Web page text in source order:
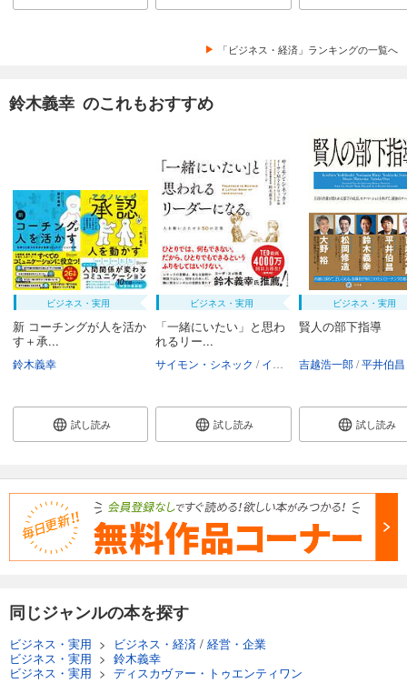
「ビジネス・経済」ランキングの一覧へ
鈴木義幸 のこれもおすすめ
ビジネス・実用
新 コーチングが人を活か
す＋承...
鈴木義幸
試し読み
ビジネス・実用
「一緒にいたい」と思わ
れるリー...
サイモン・シネック イーサン・M・アルドリッジ
試し読み
ビジネス・実用
賢人の部下指導
吉越浩一郎 平井伯昌
試し読み
同じジャンルの本を探す
ビジネス・実用 > ビジネス・経済 / 経営・企業
ビジネス・実用 > 鈴木義幸
ビジネス・実用 > ディスカヴァー・トゥエンティワン